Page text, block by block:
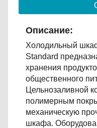
Описание:
Холодильный
Standard
хранения
общественного
Цельнозаливной
полимерным
механическую
шкафа.